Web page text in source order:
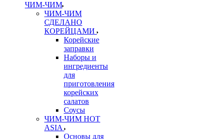
ЧИМ-ЧИМ
ЧИМ-ЧИМ
СДЕЛАНО
КОРЕЙЦАМИ
Корейские
заправки
Наборы и
ингредиенты
для
приготовления
корейских
салатов
Соусы
ЧИМ-ЧИМ HOT
ASIA
Основы для